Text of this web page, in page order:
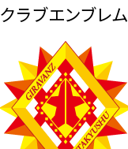
クラブエンブレム